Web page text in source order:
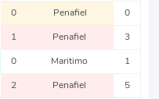
0 Penafiel 0
1 Penafiel 3
0 Maritimo 1
2 Penafiel 5